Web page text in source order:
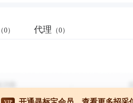
（0） 代理 （0）
VIP